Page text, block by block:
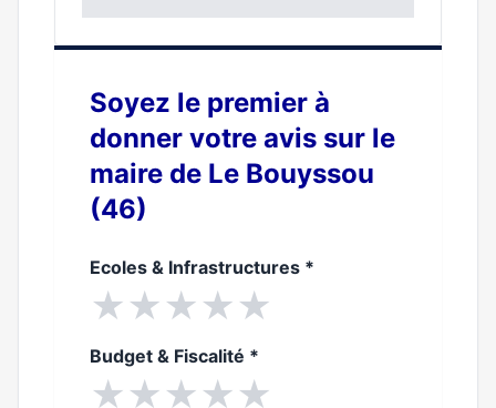
Soyez le premier à
donner votre avis sur le
maire de Le Bouyssou
(46)
Ecoles & Infrastructures *
★★★★★
Budget & Fiscalité *
★★★★★